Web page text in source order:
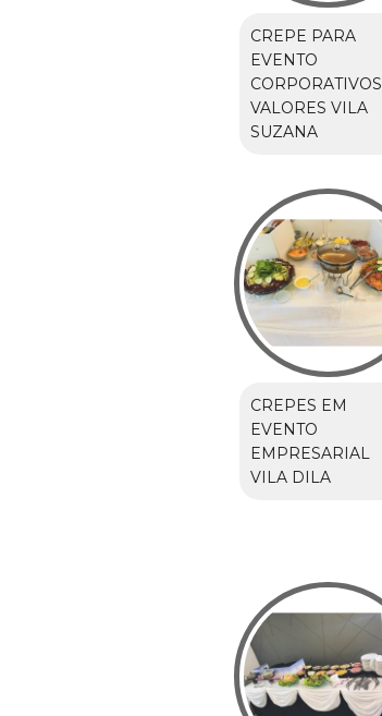
CREPE PARA
EVENTO
CORPORATIVOS
VALORES VILA
SUZANA
CREPES EM
EVENTO
EMPRESARIAL
VILA DILA